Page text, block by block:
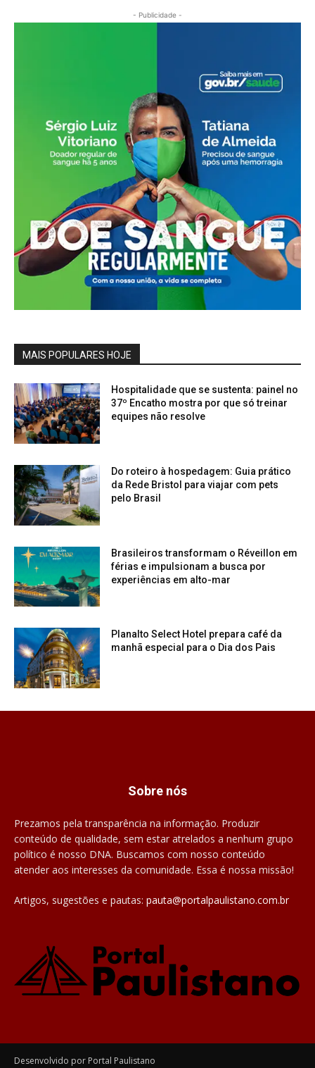
- Publicidade -
MAIS POPULARES HOJE
Hospitalidade que se sustenta: painel no
37º Encatho mostra por que só treinar
equipes não resolve
Do roteiro à hospedagem: Guia prático
da Rede Bristol para viajar com pets
pelo Brasil
Brasileiros transformam o Réveillon em
férias e impulsionam a busca por
experiências em alto-mar
Planalto Select Hotel prepara café da
manhã especial para o Dia dos Pais
Sobre nós
Prezamos pela transparência na informação. Produzir
conteúdo de qualidade, sem estar atrelados a nenhum grupo
político é nosso DNA. Buscamos com nosso conteúdo
atender aos interesses da comunidade. Essa é nossa missão!
Artigos, sugestões e pautas: pauta@portalpaulistano.com.br
Desenvolvido por Portal Paulistano